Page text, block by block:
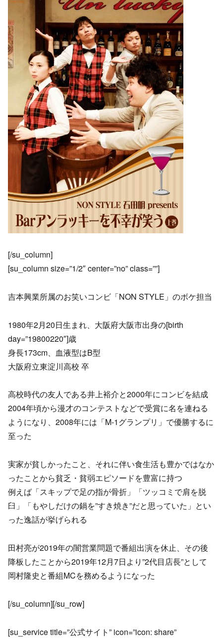
[/su_column]
[su_column size=”1/2″ center=”no” class=””]
吉本興業所属のお笑いコンビ「NON STYLE」のボケ担当
1980年2月20日生まれ、大阪府大阪市出身の[birth
day=”19800220″]歳
身長173cm、血液型はB型
大阪府立東淀川高校 卒
高校時代の友人である井上裕介と2000年にコンビを結成
2004年頃から漫才のコンテストなどで受賞に名を連ねる
ようになり、2008年には「M-1グランプリ」で優勝するに
至った
実家が貧しかったこと、それに伴い食生活も豊かではなか
ったことから貧乏・貧弱エピソードを豊富に持つ
例えば「スキップで足の指が骨折」「ツッコミで肩を脱
臼」「もやしだけの鍋を”すき焼き”だと思っていた」とい
った逸話が挙げられる
田村亮が2019年の闇営業問題で番組出演を休止、その後
降板したことから2019年12月7日より”2代目店長”として
岡村隆史と番組MCを務めるようになった
[/su_column][/su_row]
[su_service title=”公式サイト” icon=”icon: share”